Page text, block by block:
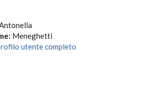
Meneghetti
utente completo